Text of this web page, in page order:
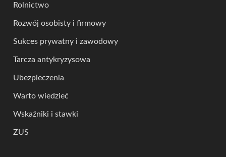
Rolnictwo
Rozwój osobisty i firmowy
Sukces prywatny i zawodowy
Tarcza antykryzysowa
Ubezpieczenia
Warto wiedzieć
Wskaźniki i stawki
ZUS